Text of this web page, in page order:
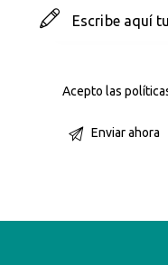
Acepto las